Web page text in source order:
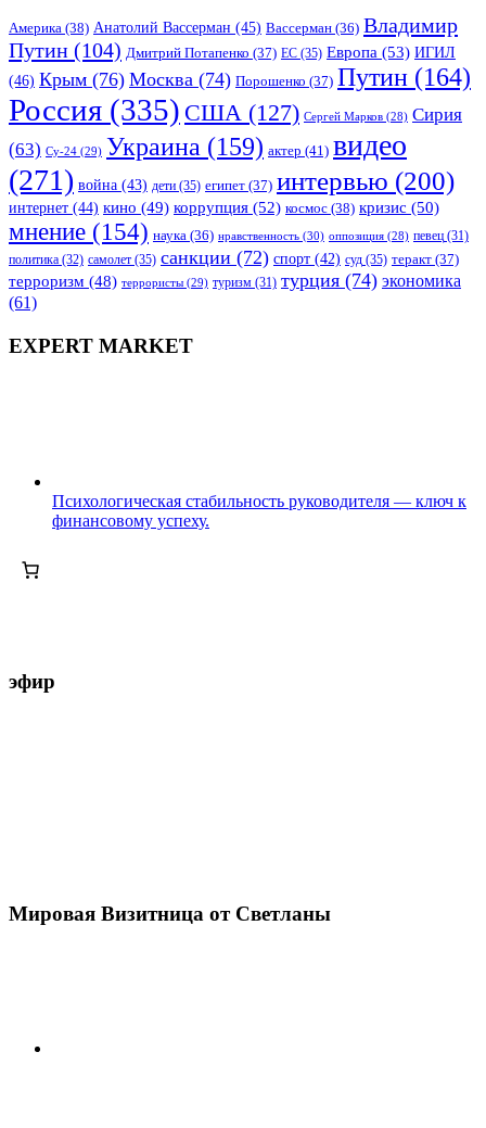
Америка (38) Анатолий Вассерман (45) Вассерман (36) Владимир
Путин (104) Дмитрий Потапенко (37) ЕС (35) Европа (53) ИГИЛ
(46) Крым (76) Москва (74) Порошенко (37) Путин (164)
Россия (335) США (127) Сергей Марков (28) Сирия
(63) Су-24 (29) Украина (159) актер (41) видео
(271) война (43) дети (35) египет (37) интервью (200)
интернет (44) кино (49) коррупция (52) космос (38) кризис (50)
мнение (154) наука (36) нравственность (30) оппозиция (28) певец (31)
политика (32) самолет (35) санкции (72) спорт (42) суд (35) теракт (37)
терроризм (48) террористы (29) туризм (31) турция (74) экономика
(61)
EXPERT MARKET
Психологическая стабильность руководителя — ключ к
финансовому успеху.
эфир
Мировая Визитница от Светланы